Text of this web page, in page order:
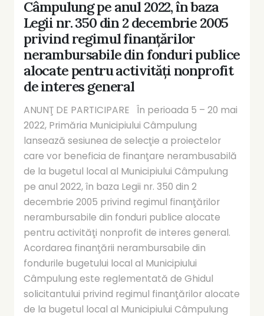
Câmpulung pe anul 2022, în baza
Legii nr. 350 din 2 decembrie 2005
privind regimul finanţărilor
nerambursabile din fonduri publice
alocate pentru activităţi nonprofit
de interes general
ANUNŢ DE PARTICIPARE În perioada 5 – 20 mai
2022, Primăria Municipiului Câmpulung
lansează sesiunea de selecţie a proiectelor
care vor beneficia de finanţare nerambusabilă
de la bugetul local al Municipiului Câmpulung
pe anul 2022, în baza Legii nr. 350 din 2
decembrie 2005 privind regimul finanţărilor
nerambursabile din fonduri publice alocate
pentru activităţi nonprofit de interes general.
Acordarea finanţării nerambursabile din
fondurile bugetului local al Municipiului
Câmpulung este reglementată de Ghidul
solicitantului privind regimul finanţărilor alocate
de la bugetul local al Municipiului Câmpulung